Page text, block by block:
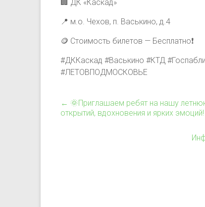
🏢 ДК «Каскад»
📍 м.о. Чехов, п. Васькино, д.4
🪙 Стоимость билетов — Бесплатно❗️
#ДККаскад #Васькино #КТД
#ЛЕТОВПОДМОСКОВЬЕ
← 🌞Приглашаем ребят на нашу
открытий, вдохновения и ярких эмоций!